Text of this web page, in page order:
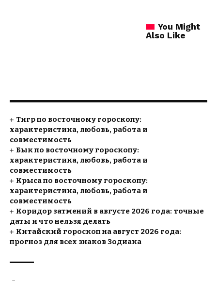
You Might
Also Like
Тигр по восточному гороскопу:
характеристика, любовь, работа и
совместимость
Бык по восточному гороскопу:
характеристика, любовь, работа и
совместимость
Крыса по восточному гороскопу:
характеристика, любовь, работа и
совместимость
Коридор затмений в августе 2026 года: точные
даты и что нельзя делать
Китайский гороскоп на август 2026 года:
прогноз для всех знаков Зодиака